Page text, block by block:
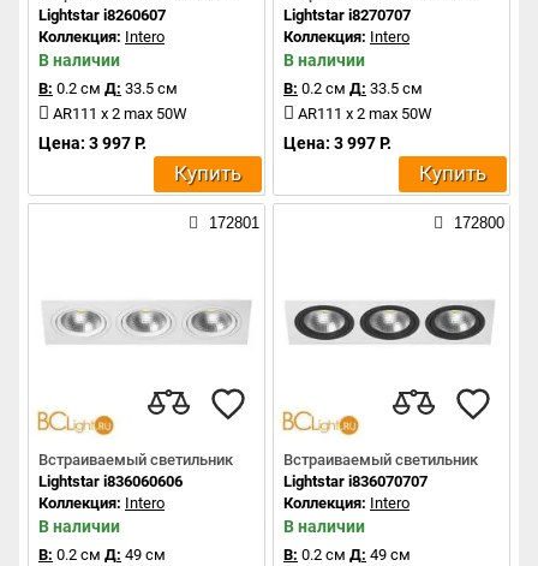
Lightstar i8260607
Коллекция: Intero
В наличии
В: 0.2 см Д: 33.5 см
AR111 x 2 max 50W
Цена: 3 997 Р.
Купить
Lightstar i8270707
Коллекция: Intero
В наличии
В: 0.2 см Д: 33.5 см
AR111 x 2 max 50W
Цена: 3 997 Р.
Купить
172801
Встраиваемый светильник
Lightstar i836060606
Коллекция: Intero
В наличии
В: 0.2 см Д: 49 см
172800
Встраиваемый светильник
Lightstar i836070707
Коллекция: Intero
В наличии
В: 0.2 см Д: 49 см